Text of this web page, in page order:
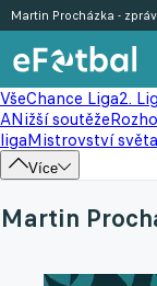
VšeChance Liga2.
ANižší soutěže
ligaMistrovství světa
Více
Martin Procházka -
Martin